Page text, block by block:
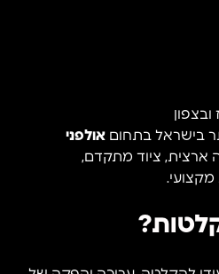
ובצפון
בישראל בתחום אולפני
ארצית, ציוד מתקדם,